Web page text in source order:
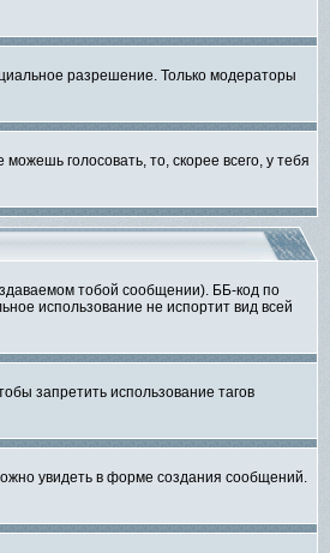
разрешение. Только модераторы
голосовать, то, скорее всего, у тебя
тобой сообщении). ББ-код по
использование не испортит вид всей
запретить использование тагов
увидеть в форме создания сообщений.